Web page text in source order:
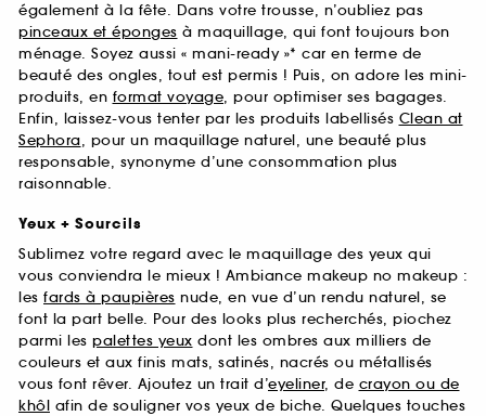
également à la fête. Dans votre trousse, n’oubliez pas
pinceaux et éponges à maquillage, qui font toujours bon
ménage. Soyez aussi « mani-ready »* car en terme de
beauté des ongles, tout est permis ! Puis, on adore les mini-
produits, en format voyage, pour optimiser ses bagages.
Enfin, laissez-vous tenter par les produits labellisés Clean at
Sephora, pour un maquillage naturel, une beauté plus
responsable, synonyme d’une consommation plus
raisonnable.
Yeux + Sourcils
Sublimez votre regard avec le maquillage des yeux qui
vous conviendra le mieux ! Ambiance makeup no makeup :
les fards à paupières nude, en vue d’un rendu naturel, se
font la part belle. Pour des looks plus recherchés, piochez
parmi les palettes yeux dont les ombres aux milliers de
couleurs et aux finis mats, satinés, nacrés ou métallisés
vous font rêver. Ajoutez un trait d’eyeliner, de crayon ou de
khôl afin de souligner vos yeux de biche. Quelques touches